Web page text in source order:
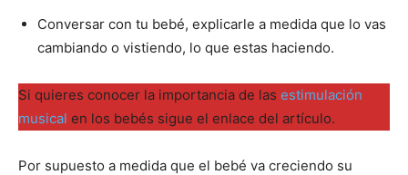
Conversar con tu bebé, explicarle a medida que lo vas
cambiando o vistiendo, lo que estas haciendo.
Si quieres conocer la importancia de las estimulación
musical en los bebés sigue el enlace del artículo.
Por supuesto a medida que el bebé va creciendo su